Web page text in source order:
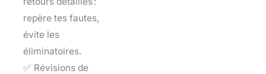
repère tes fautes,
évite les
éliminatoires.
✅ Révisions de